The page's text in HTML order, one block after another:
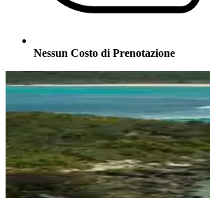
Nessun Costo di Prenotazione